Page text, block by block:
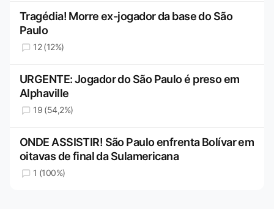
Tragédia! Morre ex-jogador da base do São
Paulo
12 (12%)
URGENTE: Jogador do São Paulo é preso em
Alphaville
19 (54,2%)
ONDE ASSISTIR! São Paulo enfrenta Bolívar em
oitavas de final da Sulamericana
1 (100%)